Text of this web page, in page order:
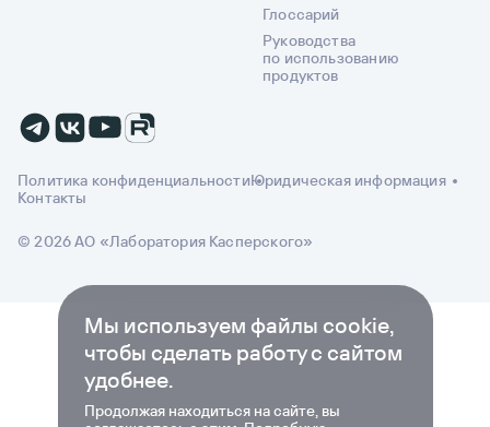
Глоссарий
Руководства
по использованию
продуктов
© 2026 АО «Лаборатория Касперского»
Политика конфиденциальностиЮридическая информация
Контакты
Мы используем файлы cookie,
чтобы сделать работу с сайтом
удобнее.
Продолжая находиться на сайте, вы